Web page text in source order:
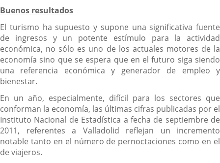
Buenos resultados
El turismo ha supuesto y supone una significativa fuente
de ingresos y un potente estímulo para la actividad
económica, no sólo es uno de los actuales motores de la
economía sino que se espera que en el futuro siga siendo
una referencia económica y generador de empleo y
bienestar.
En un año, especialmente, difícil para los sectores que
conforman la economía, las últimas cifras publicadas por el
Instituto Nacional de Estadística a fecha de septiembre de
2011, referentes a Valladolid reflejan un incremento
notable tanto en el número de pernoctaciones como en el
de viajeros.